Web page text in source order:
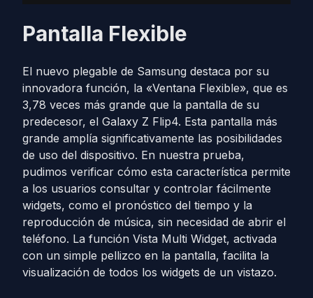
Pantalla Flexible
El nuevo plegable de Samsung destaca por su
innovadora función, la «Ventana Flexible», que es
3,78 veces más grande que la pantalla de su
predecesor, el Galaxy Z Flip4. Esta pantalla más
grande amplía significativamente las posibilidades
de uso del dispositivo. En nuestra prueba,
pudimos verificar cómo esta característica permite
a los usuarios consultar y controlar fácilmente
widgets, como el pronóstico del tiempo y la
reproducción de música, sin necesidad de abrir el
teléfono. La función Vista Multi Widget, activada
con un simple pellizco en la pantalla, facilita la
visualización de todos los widgets de un vistazo.